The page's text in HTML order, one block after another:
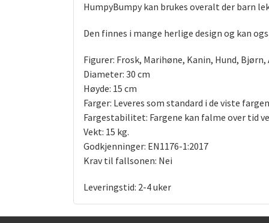
HumpyBumpy kan brukes overalt der barn
Den finnes i mange herlige design og kan
Figurer: Frosk, Marihøne, Kanin, Hund,
Diameter: 30 cm
Høyde: 15 cm
Farger: Leveres som standard i de viste
Fargestabilitet: Fargene kan falme over tid
Vekt: 15 kg.
Godkjenninger: EN1176-1:2017
Krav til fallsonen: Nei
Leveringstid: 2-4 uker